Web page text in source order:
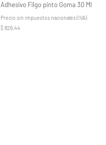
Adhesivo Filgo pinto Goma 30 Ml
Precio sin impuestos nacionales (IVA):
$ 826,44